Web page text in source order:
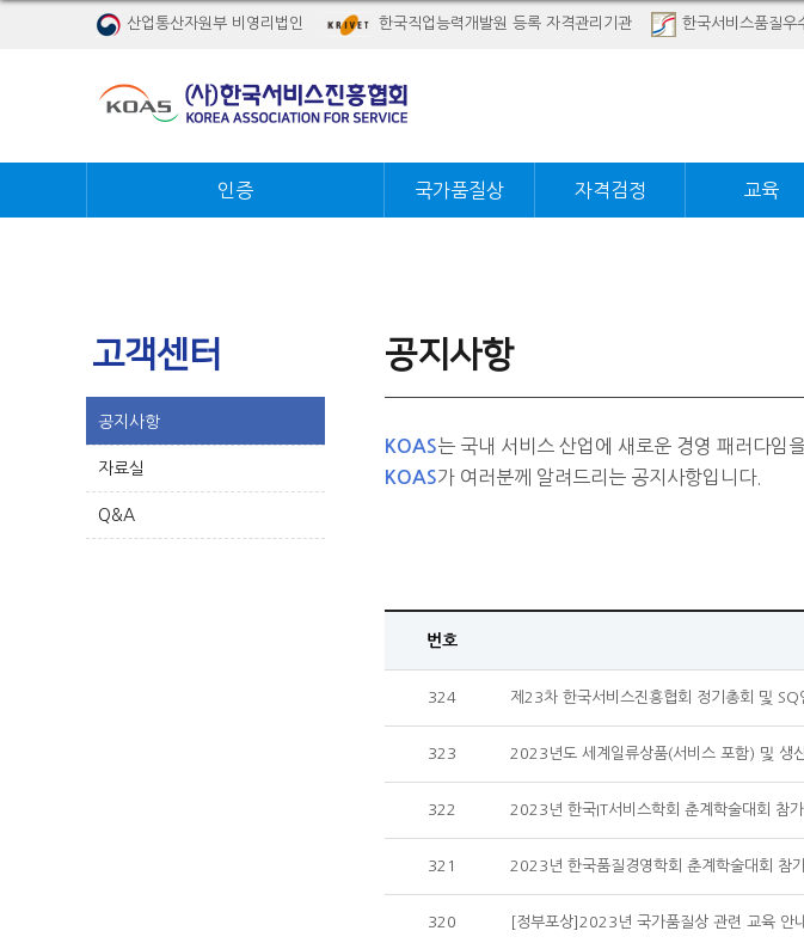
산업통산자원부 비영리법인 한국직업능력개발원 등록 자격관리기관 한국서비스품질우
인증 국가품질상 자격검정 교육
고객센터
공지사항
자료실
Q&A
공지사항
KOAS는 국내 서비스 산업에 새로운 경영 패러다임
KOAS가 여러분께 알려드리는 공지사항입니다.
번호
324 제23차 한국서비스진흥협회 정기총회 및 SQ
323 2023년도 세계일류상품(서비스 포함) 및 생
322 2023년 한국IT서비스학회 춘계학술대회 참
321 2023년 한국품질경영학회 춘계학술대회 참
320 [정부포상]2023년 국가품질상 관련 교육 안